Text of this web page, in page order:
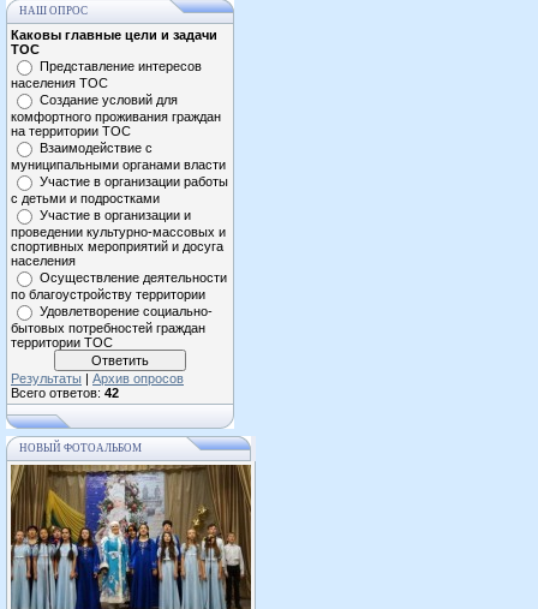
НАШ ОПРОС
Каковы главные цели и задачи
ТОС
Представление интересов
населения ТОС
Создание условий для
комфортного проживания граждан
на территории ТОС
Взаимодействие с
муниципальными органами власти
Участие в организации работы
с детьми и подростками
Участие в организации и
проведении культурно-массовых и
спортивных мероприятий и досуга
населения
Осуществление деятельности
по благоустройству территории
Удовлетворение социально-
бытовых потребностей граждан
территории ТОС
Результаты | Архив опросов
Всего ответов: 42
НОВЫЙ ФОТОАЛЬБОМ